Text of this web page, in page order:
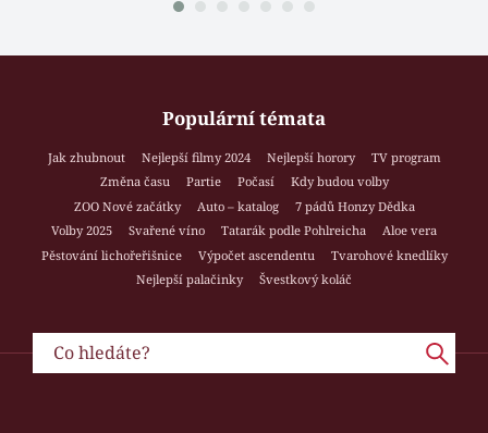
Populární témata
Jak zhubnout Nejlepší filmy 2024 Nejlepší horory
TV program
Změna času
Partie Počasí
Kdy budou volby
ZOO Nové začátky
Auto – katalog
7 pádů Honzy Dědka
Volby 2025
Svařené víno Tatarák podle Pohlreicha
Aloe vera
Pěstování lichořeřišnice
Výpočet ascendentu
Tvarohové knedlíky
Nejlepší palačinky
Švestkový koláč